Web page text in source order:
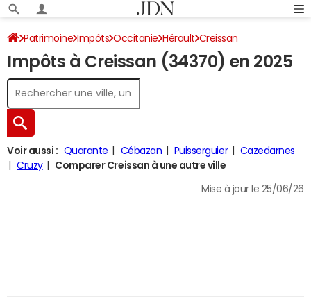
Patrimoine Impôts Occitanie Hérault Creissan
Impôt sur le revenu
Impôts à Creissan (34370) en 2025
Voir aussi : Quarante Cébazan Puisserguier
Cazedarnes
Cruzy
Comparer Creissan à une autre ville
Mise à jour le 25/06/26